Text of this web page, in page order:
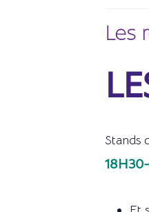
Les
Stands